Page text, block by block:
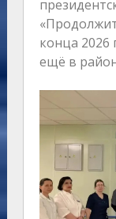
конца 2026
ещё в